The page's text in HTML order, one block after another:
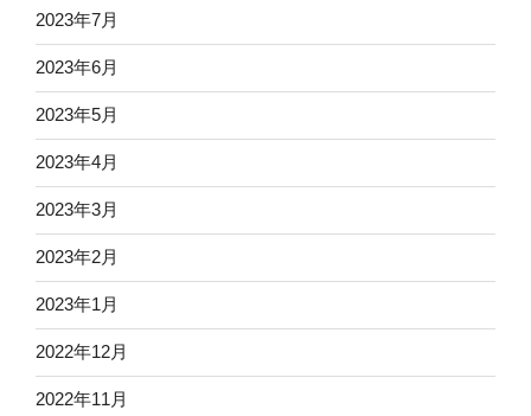
2023年7月
2023年6月
2023年5月
2023年4月
2023年3月
2023年2月
2023年1月
2022年12月
2022年11月